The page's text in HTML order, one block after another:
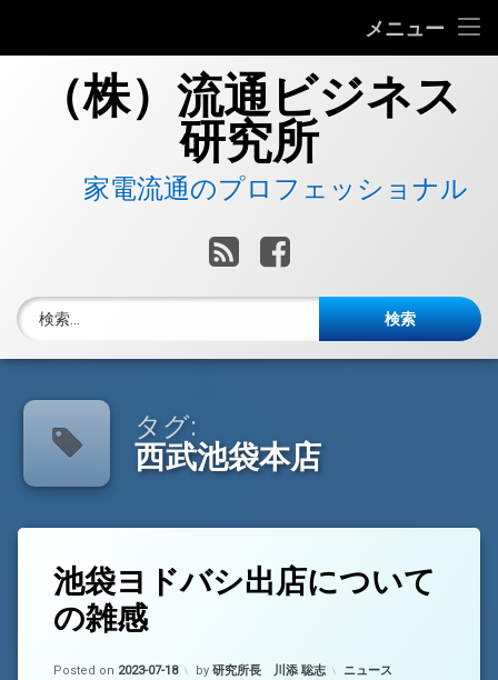
メニュー
当社へのお問い合わせ
（株）流通ビジネス
研究所
家電流通のプロフェッショナル
RSS Facebook
タグ:
西武池袋本店
池袋ヨドバシ出店について
の雑感
Posted on 2023-07-18
Updated on 2023-07-18
by 研究所長 川添 聡志 カテゴリー:
ニュース
コ
メ
ン
ト
ど